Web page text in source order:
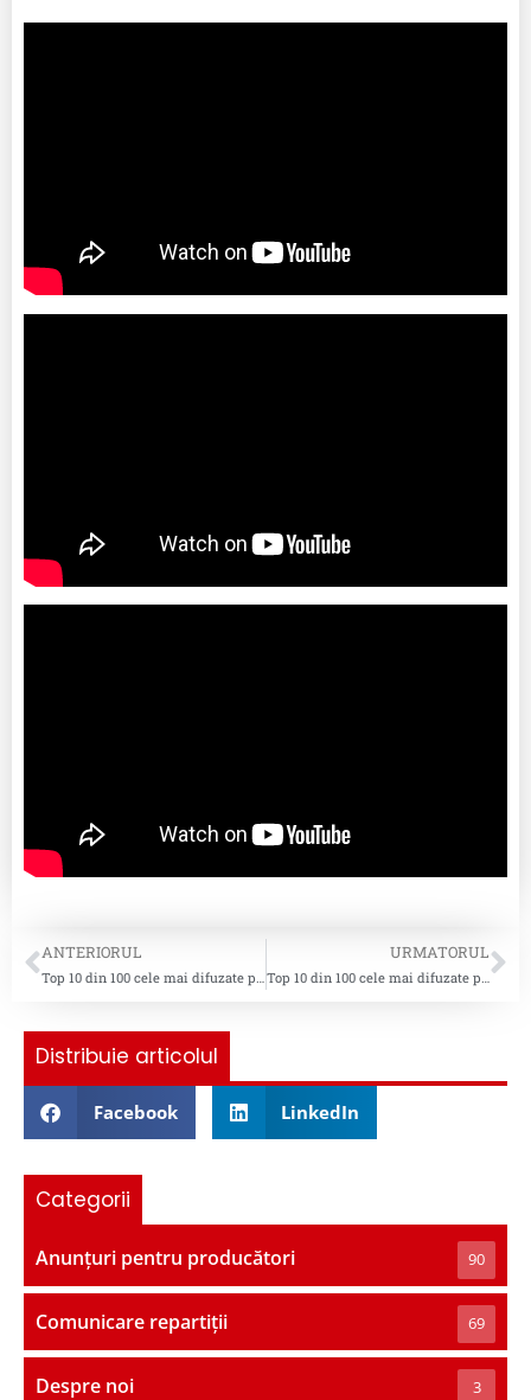
ANTERIORUL URMATORUL
Distribuie articolul
Facebook LinkedIn
Categorii
Anunțuri pentru producători 90
Comunicare repartiții 69
Despre noi 3